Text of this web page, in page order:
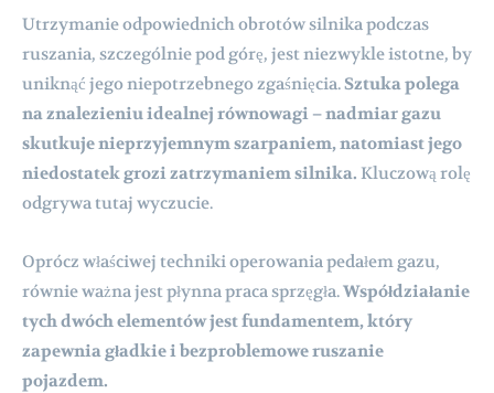
Utrzymanie odpowiednich obrotów silnika podczas
ruszania, szczególnie pod górę, jest niezwykle istotne, by
uniknąć jego niepotrzebnego zgaśnięcia.Sztuka polega
na znalezieniu idealnej równowagi – nadmiar gazu
skutkuje nieprzyjemnym szarpaniem, natomiast jego
niedostatek grozi zatrzymaniem silnika. Kluczową rolę
odgrywa tutaj wyczucie.
Oprócz właściwej techniki operowania pedałem gazu,
równie ważna jest płynna praca sprzęgła.Współdziałanie
tych dwóch elementów jest fundamentem, który
zapewnia gładkie i bezproblemowe ruszanie
pojazdem.